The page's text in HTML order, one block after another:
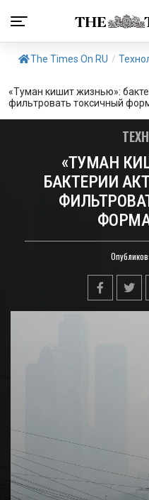
The Times On RU /
«Туман кишит жизнью»:
фильтровать токсичный
«ТУМАН
БАКТЕРИИ